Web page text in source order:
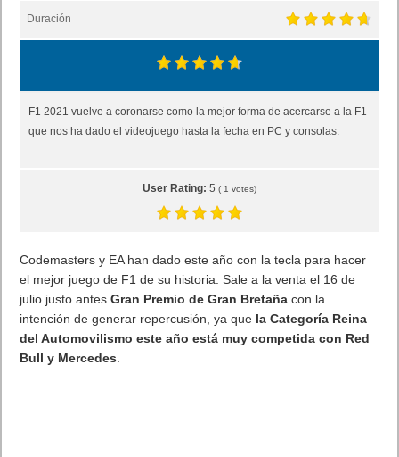
Duración
F1 2021 vuelve a coronarse como la mejor forma de acercarse a la F1
que nos ha dado el videojuego hasta la fecha en PC y consolas.
User Rating: 5 ( 1 votes)
Codemasters y EA han dado este año con la tecla para hacer
el mejor juego de F1 de su historia. Sale a la venta el 16 de
julio justo antesGran Premio de Gran Bretaña con la
intención de generar repercusión, ya que la Categoría Reina
del Automovilismo este año está muy competida con Red
Bull y Mercedes.